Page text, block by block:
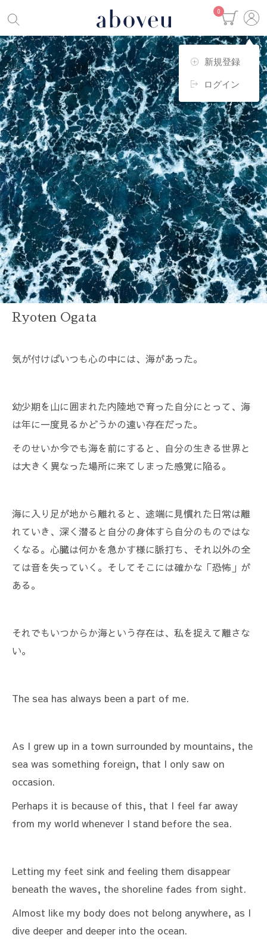
0
新規登録
ログイン
Ryoten Ogata
気が付けばいつも心の中には、海があった。
幼少期を山に囲まれた内陸地で育った自分にとって、海
は年に一度見るかどうかの遠い存在だった。
そのせいか今でも海を前にすると、自分の生きる世界と
は大きく異なった場所に来てしまった感覚に陥る。
海に入り足が地から離れると、途端に見慣れた日常は離
れていき、深く潜ると自分の身体すら自分のものではな
くなる。心臓は何かを急かす様に脈打ち、それ以外の全
ては音を失っていく。そしてそこには確かな「恐怖」が
ある。
それでもいつからか海という存在は、私を捉えて離さな
い。
The sea has always been a part of me.
As I grew up in a town surrounded by mountains, the
sea was something foreign, that I only saw on
occasion.
Perhaps it is because of this, that I feel far away
from my world whenever I stand before the sea.
Letting my feet sink and feeling them disappear
beneath the waves, the shoreline fades from sight.
Almost like my body does not belong anywhere, as I
dive deeper and deeper into the ocean.